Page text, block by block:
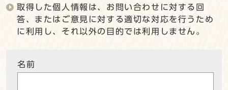
取得した個人情報は、お問い合わせに対する回
答、またはご意見に対する適切な対応を行うため
に利用し、それ以外の目的では利用しません。
名前